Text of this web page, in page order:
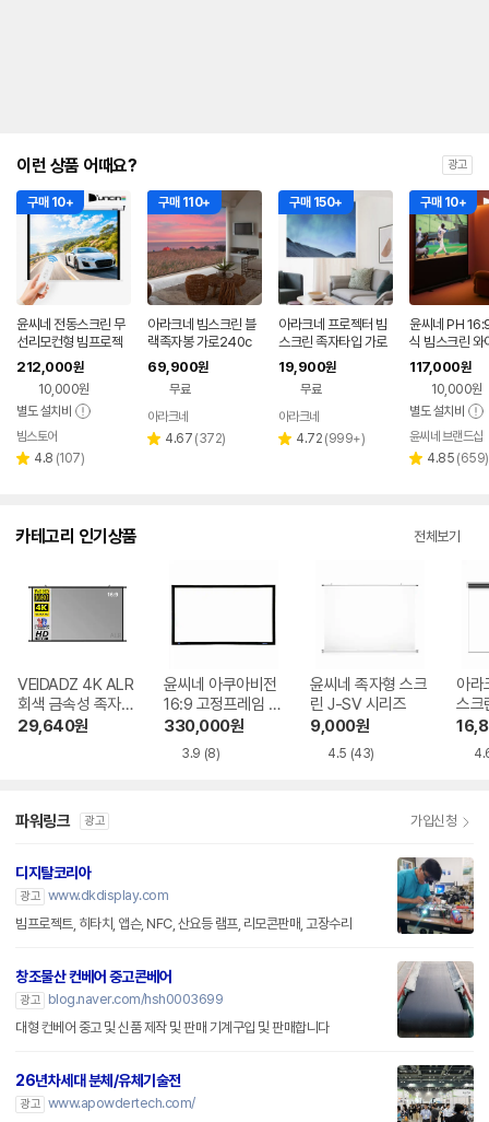
이런 상품 어때요? 광고
구매 10+
윤씨네 전동스크린 무
선리모컨형 빔프로젝
터 빔스크린 노출형 2
90cm(120인치), 1개
212,000원
10,000원
별도 설치비
페이
빔스토어
별 4.8 리
(107)
구매 110+
아라크네 빔스크린 블
랙족자봉 가로240c
m x 세로200cm (12
0인치)
69,900원
무료
아라크네
별 4.67 리
(372)
구매 150+
아라크네 프로젝터 빔
스크린 족자타입 가로
80cm x 세로65cm
19,900원
무료
아라크네
별 4.72 리
(999+)
구매 10+
윤씨네 PH
식 빔스크린 와
터블 가정용 무
크린
치), 1개
117,000원
10,000원
별도 설치비
윤씨네 브랜드샵
별 4.85 리
(659)
카테고리 인기상품 전체보기
VEIDADZ 4K ALR
회색 금속성 족자형
빔프로젝터 스크린
29,640원
윤씨네 아쿠아비전
16:9 고정프레임 스
크린 SA-FH 시리
즈 시네비젼원단
330,000원
3.9 (8)
윤씨네 족자형 스크
린 J-SV 시리즈
9,000원
4.5 (43)
아라
스크
파워링크 광고 가입신청
디지탈코리아
광고 www.dkdisplay.com
빔프로젝트, 히타치, 앱슨, NFC, 산요등 램프, 리모콘판매, 고장수리
창조물산 컨베어 중고콘베어
광고
blog.naver.com/hsh0003699
대형 컨베어 중고 및 신품 제작 및 판매 기계구입 및 판매합니다
26년차세대 분체/유체기술전
광고 www.apowdertech.com/